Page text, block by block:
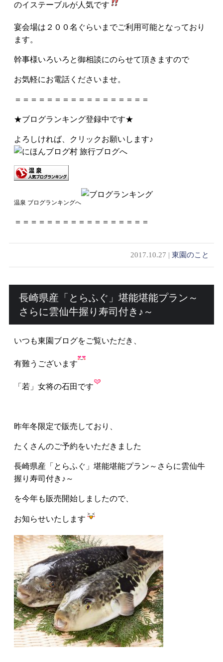
のイステーブルが人気です
宴会場は２００名ぐらいまでご利用可能となっており
ます。
幹事様いろいろと御相談にのらせて頂きますので
お気軽にお電話くださいませ。
＝＝＝＝＝＝＝＝＝＝＝＝＝＝＝＝＝
★ブログランキング登録中です★
よろしければ、クリックお願いします♪
温泉 ブログランキングへ
＝＝＝＝＝＝＝＝＝＝＝＝＝＝＝＝＝
2017.10.27 |東園のこと
長崎県産「とらふぐ」堪能堪能プラン～
さらに雲仙牛握り寿司付き♪～
いつも東園ブログをご覧いただき、
有難うございます
「若」女将の石田です
昨年冬限定で販売しており、
たくさんのご予約をいただきました
長崎県産「とらふぐ」堪能堪能プラン～さらに雲仙牛
握り寿司付き♪～
を今年も販売開始しましたので、
お知らせいたします